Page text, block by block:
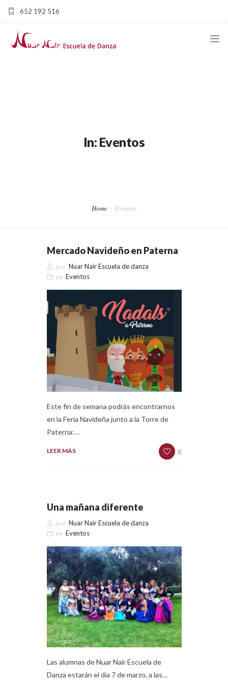
652 192 516
nuarnairescueladedanza@gmail.com | Avd/ De les Corts
In: Eventos
Home Eventos
Mercado Navideño en Paterna
por Nuar Nair Escuela de danza
en Eventos
Este fin de semana podrás encontrarnos
en la Feria Navideña junto a la Torre de
Paterna:…
LEER MÁS 6
Una mañana diferente
por Nuar Nair Escuela de danza
en Eventos
Las alumnas de Nuar Nair Escuela de
Danza estarán el día 7 de marzo, a las…